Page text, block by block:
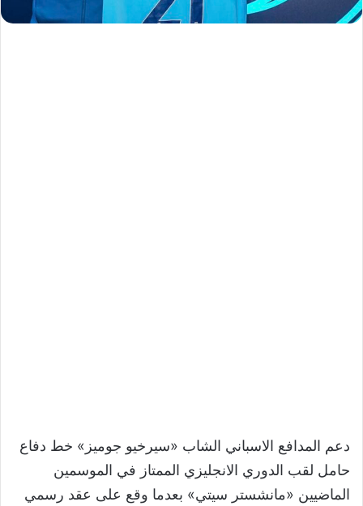
دعم المدافع الاسباني الشاب «سيرخيو جوميز» خط دفاع
حامل لقب الدوري الانجليزي الممتاز في الموسمين
الماضيين «مانشستر سيتي» بعدما وقع على عقد رسمي